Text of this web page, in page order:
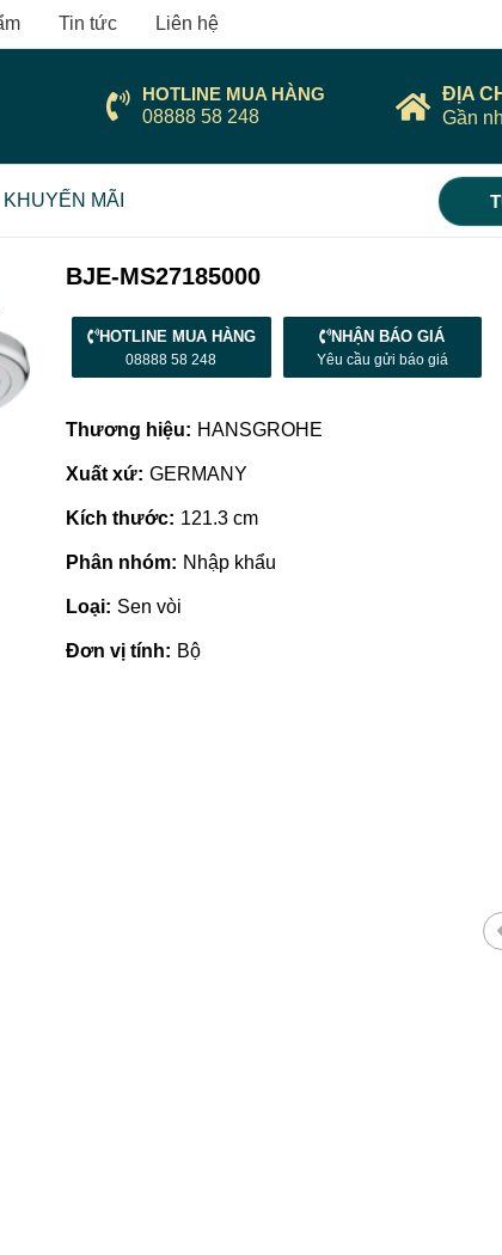
Tin tức Liên hệ
HOTLINE MUA HÀNG
08888 58 248
ĐỊA
Gần
KHUYẾN MÃI
BJE-MS27185000
HOTLINE MUA HÀNG
08888 58 248
NHẬN BÁO GIÁ
Yêu cầu gửi báo giá
Thương hiệu: HANSGROHE
Xuất xứ: GERMANY
Kích thước: 121.3 cm
Phân nhóm: Nhập khẩu
Loại: Sen vòi
Đơn vị tính: Bộ